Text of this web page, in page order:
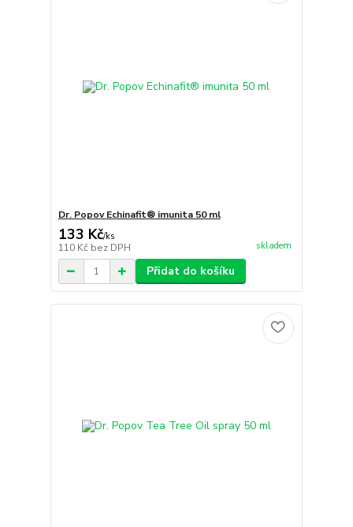
Dr. Popov Echinafit® imunita 50 ml
133 Kč/ks
110 Kč bez DPH skladem
Přidat do košíku